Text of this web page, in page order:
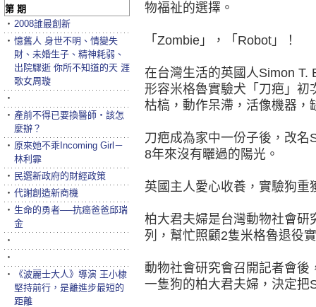
物福祉的選擇。
「Zombie」，「Robot」！
在台灣生活的英國人Simon T.
形容米格魯實驗犬「刀疤」初
枯槁，動作呆滯，活像機器，
刀疤成為家中一份子後，改
8年來沒有曬過的陽光。
英國主人愛心收養，實驗狗重
柏大君夫婦是台灣動物社會研
列，幫忙照顧2隻米格魯退役
動物社會研究會召開記者會後
一隻狗的柏大君夫婦，決定把
第 期
‧ 2008誰最創新
‧ 憶舊人 身世不明、情變失
財、未婚生子、精神耗弱、
出院驟逝 你所不知道的天 涯
歌女周璇
‧
‧ 產前不得已要換醫師‧該怎
麼辦？
‧ 原來她不乖Incoming Girl－
林利霏
‧ 民選新政府的財經政策
‧ 代謝創造新商機
‧ 生命的勇者──抗癌爸爸邱瑞
金
‧
‧
‧
《波麗士大人》導演 王小棣
堅持前行，是離進步最短的
距離